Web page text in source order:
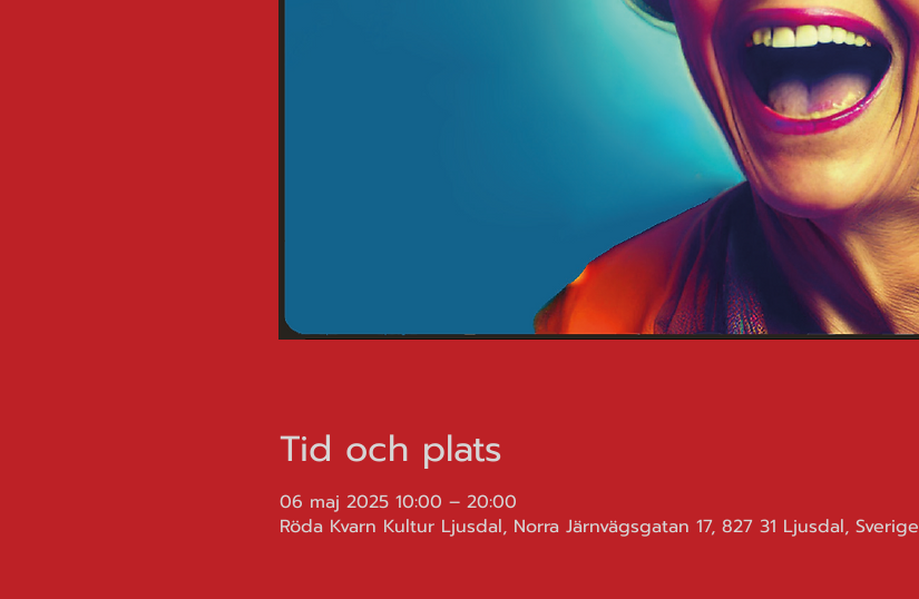
Tid och plats
06 maj 2025 10:00 – 20:00
Röda Kvarn Kultur Ljusdal, Norra Järnvägsgatan 17, 827 31 Ljusdal, Sverige